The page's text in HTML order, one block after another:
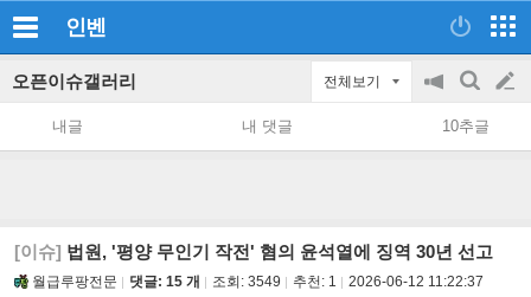
인벤
오픈이슈갤러리 전체보기
공
지
on/off
검
색
글
쓰
내글 내 댓글 10추글
[이슈] 법원, '평양 무인기 작전' 혐의 윤석열에 징역 30년 선고
월급루팡전문 댓글: 15 개 조회: 3549 추천: 1 2026-06-12 11:22:37